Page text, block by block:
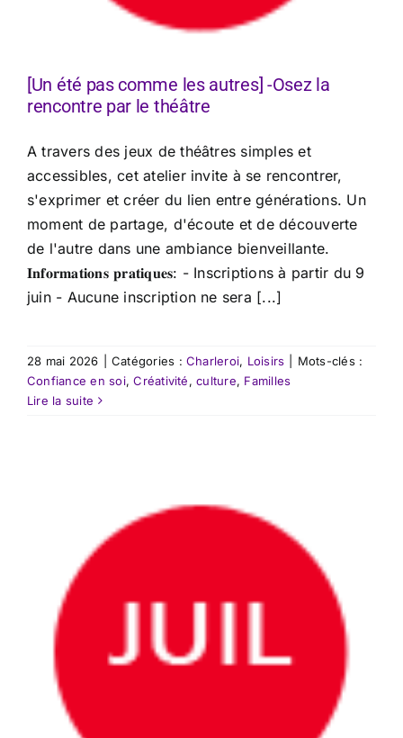
[Un été pas comme les autres] -Osez la
rencontre par le théâtre
A travers des jeux de théâtres simples et
accessibles, cet atelier invite à se rencontrer,
s'exprimer et créer du lien entre générations. Un
moment de partage, d'écoute et de découverte
de l'autre dans une ambiance bienveillante.
𝐈𝐧𝐟𝐨𝐫𝐦𝐚𝐭𝐢𝐨𝐧𝐬 𝐩𝐫𝐚𝐭𝐢𝐪𝐮𝐞𝐬: - Inscriptions à partir du 9
juin - Aucune inscription ne sera [...]
28 mai 2026 Catégories :Charleroi, Loisirs
Mots-clés :
Confiance en soi,Créativité,culture, Familles
Lire la suite